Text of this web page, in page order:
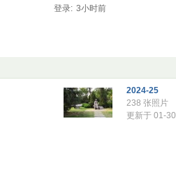
登录: 3小时前
2024-25
238 张照片
更新于 01-30